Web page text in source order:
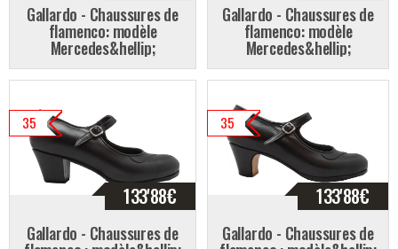
Gallardo - Chaussures de
flamenco: modèle
Mercedes&hellip;
Gallardo - Chaussures de
flamenco: modèle
Mercedes&hellip;
35
133'88€
Gallardo - Chaussures de
35
133'88€
Gallardo - Chaussures de